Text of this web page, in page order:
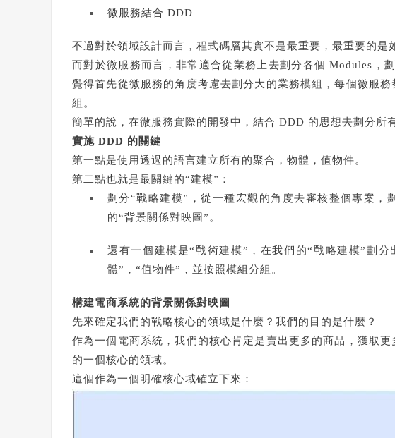
微服務結合 DDD
不過對於領域設計而言，程式碼層其實不是最重要，最重要的是
而對於微服務而言，非常適合從業務上去劃分各個 Modules，
覺得首先從微服務的角度考慮去劃分大的業務模組，每個微服
組。
簡單的說，在微服務實際的開發中，結合 DDD 的思想去劃分所
實施 DDD 的關鍵
第一點是使用透過的語言建立所有的聚合，物體，值物件。
第二點也就是最關鍵的“建模”：
劃分“戰略建模”，從一種宏觀的角度去審核整個專案，
的“背景關係對映圖”。
還有一個建模是“戰術建模”，在我們的“戰略建模”劃
體”，“值物件”，並按照模組分組。
構建電商系統的背景關係對映圖
先來確定我們的戰略核心的領域是什麼？我們的目的是什麼？
作為一個電商系統，我們的核心肯定是賣出更多的商品，獲取
的一個核心的領域。
這個作為一個明確核心域確立下來：